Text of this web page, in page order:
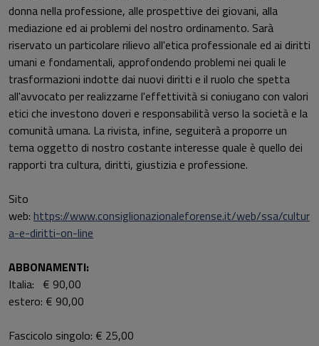
donna nella professione, alle prospettive dei giovani, alla
mediazione ed ai problemi del nostro ordinamento. Sarà
riservato un particolare rilievo all'etica professionale ed ai diritti
umani e fondamentali, approfondendo problemi nei quali le
trasformazioni indotte dai nuovi diritti e il ruolo che spetta
all'avvocato per realizzarne l'effettività si coniugano con valori
etici che investono doveri e responsabilità verso la società e la
comunità umana. La rivista, infine, seguiterà a proporre un
tema oggetto di nostro costante interesse quale è quello dei
rapporti tra cultura, diritti, giustizia e professione.
Sito
web: https://www.consiglionazionaleforense.it/web/ssa/cultur
a-e-diritti-on-line
ABBONAMENTI:
Italia: € 90,00
estero: € 90,00
Fascicolo singolo: € 25,00